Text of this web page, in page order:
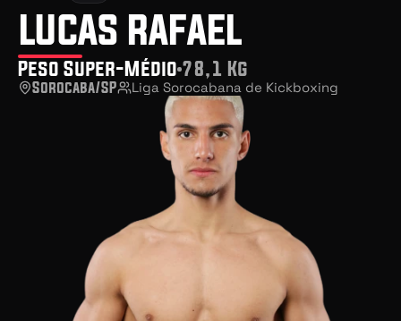
lucas rafael
Peso Super-Médio 78,1 Kg
Sorocaba/SP Liga Sorocabana de Kickboxing